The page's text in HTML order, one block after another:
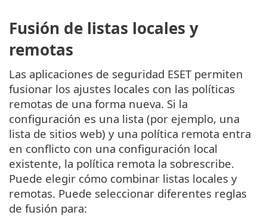
Fusión de listas locales y
remotas
Las aplicaciones de seguridad ESET permiten
fusionar los ajustes locales con las políticas
remotas de una forma nueva. Si la
configuración es una lista (por ejemplo, una
lista de sitios web) y una política remota entra
en conflicto con una configuración local
existente, la política remota la sobrescribe.
Puede elegir cómo combinar listas locales y
remotas. Puede seleccionar diferentes reglas
de fusión para: